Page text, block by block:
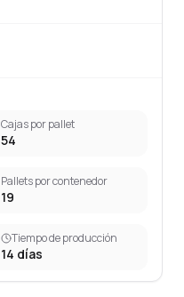
Cajas por pallet
54
Pallets por contenedor
19
Tiempo de producción
14 días